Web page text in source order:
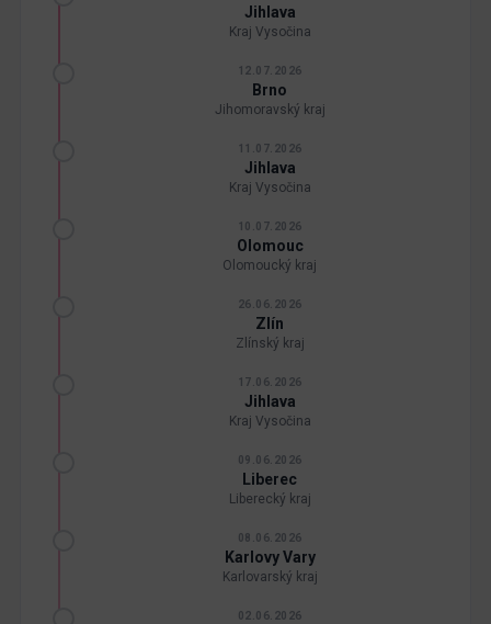
Jihlava
Kraj Vysočina
12.07.2026
Brno
Jihomoravský kraj
11.07.2026
Jihlava
Kraj Vysočina
10.07.2026
Olomouc
Olomoucký kraj
26.06.2026
Zlín
Zlínský kraj
17.06.2026
Jihlava
Kraj Vysočina
09.06.2026
Liberec
Liberecký kraj
08.06.2026
Karlovy Vary
Karlovarský kraj
02.06.2026